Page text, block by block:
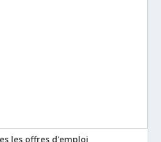
les offres d'emploi